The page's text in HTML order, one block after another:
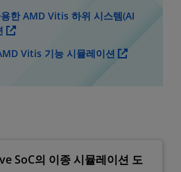
한 AMD Vitis 하위 시스템(AI
Vitis 기능 시뮬레이션
SoC의 이종 시뮬레이션 도